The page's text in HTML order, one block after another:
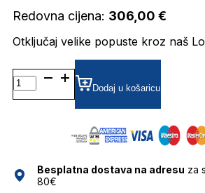
Redovna cijena: 306,00 €
Otključaj velike popuste kroz naš
DB
1062/S
86
količina
Dodaj u košaricu
Besplatna dostava na adresu za
80€